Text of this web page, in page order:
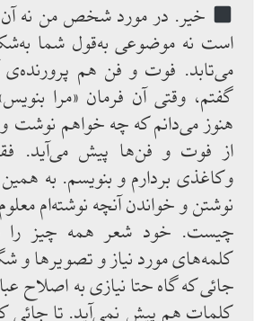
خیر. در مورد شخص ‌من نه ‌آن
است نه‌ موضوعی به‌قول ‌شما
می‌تابد. فوت و فن هم
گفتم، وقتی آن فرمان «مرا
هنوز می‌دانم ‌که چه‌ خواهم ‌نوشت و
از فوت ‌و فن‌ها پیش‌ می‌آید.
وکاغذی بردارم و بنویسم. به‌
نوشتن و خواندن آنچه‌ نوشته‌ام
چیست. خود شعر همه‌ چیز را
کلمه‌های‌ مورد نیاز و تصویرها و
جائی که ‌گاه حتا نیازی به ‌اصلاح
کلمات هم پیش ‌نمی‌آید. تا جائی‌